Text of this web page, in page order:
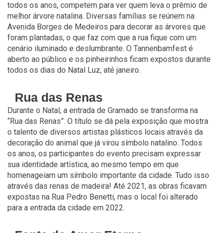
todos os anos, competem para ver quem leva o prêmio de
melhor árvore natalina. Diversas famílias se reúnem na
Avenida Borges de Medeiros para decorar as árvores que
foram plantadas, o que faz com que a rua fique com um
cenário iluminado e deslumbrante. O Tannenbamfest é
aberto ao público e os pinheirinhos ficam expostos durante
todos os dias do Natal Luz, até janeiro.
Rua das Renas
Durante o Natal, a entrada de Gramado se transforma na
“Rua das Renas”. O título se dá pela exposição que mostra
o talento de diversos artistas plásticos locais através da
decoração do animal que já virou símbolo natalino. Todos
os anos, os participantes do evento precisam expressar
sua identidade artística, ao mesmo tempo em que
homenageiam um símbolo importante da cidade. Tudo isso
através das renas de madeira! Até 2021, as obras ficavam
expostas na Rua Pedro Benetti, mas o local foi alterado
para a entrada da cidade em 2022.